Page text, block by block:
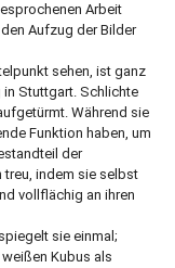
Arbeit
Aufzug der Bilder
sehen, ist ganz
Stuttgart. Schlichte
Während sie
Funktion haben, um
der
treu, indem sie selbst
vollflächig an ihren
sie einmal;
Kubus als